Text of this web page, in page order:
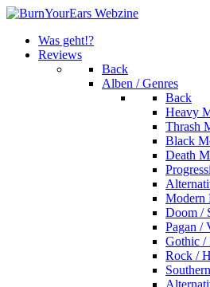
Was geht!?
Reviews
Back
Alben / Genres
Back
Heavy
Thrash
Black
Death
Modern
Doom /
Pagan /
Gothic /
Rock /